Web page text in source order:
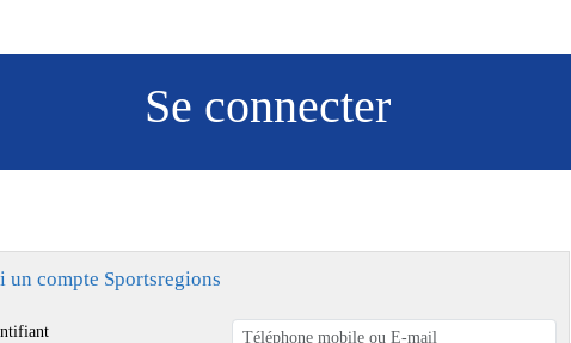
Se connecter
un compte Sportsregions